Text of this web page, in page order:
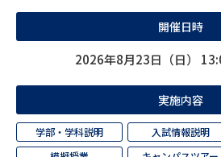
新学年スタート号特集ページ
新学
（高2
SELFBRAND特集ページ
オープンキャンパスなどを調べる
オープンキャンパス検索 実施
開催日時
2026年8月23日（日）
実施内容
学部・学科説明 入試情報説明